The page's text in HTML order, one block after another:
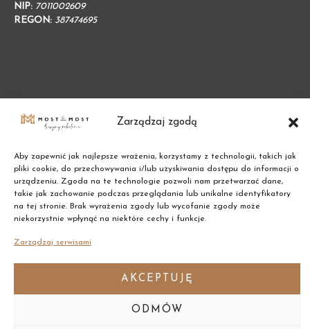
Zarządzaj zgodą
Aby zapewnić jak najlepsze wrażenia, korzystamy z technologii, takich jak
pliki cookie, do przechowywania i/lub uzyskiwania dostępu do informacji o
urządzeniu. Zgoda na te technologie pozwoli nam przetwarzać dane,
takie jak zachowanie podczas przeglądania lub unikalne identyfikatory
na tej stronie. Brak wyrażenia zgody lub wycofanie zgody może
niekorzystnie wpłynąć na niektóre cechy i funkcje.
Zarządzaj serwisami
AKCEPTUJĘ
ODMÓW
NIP: 7011002609
REGON: 387474695
Copyright © 2021 Most the Most